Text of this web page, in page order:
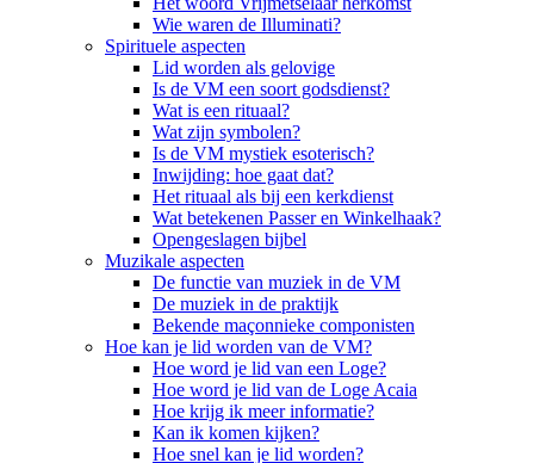
Wie waren de Illuminati?
Spirituele aspecten
Lid worden als gelovige
Is de VM een soort godsdienst?
Wat is een rituaal?
Wat zijn symbolen?
Is de VM mystiek esoterisch?
Inwijding: hoe gaat dat?
Het rituaal als bij een kerkdienst
Wat betekenen Passer en Winkelhaak?
Opengeslagen bijbel
Muzikale aspecten
De functie van muziek in de VM
De muziek in de praktijk
Bekende maçonnieke componisten
Hoe kan je lid worden van de VM?
Hoe word je lid van een Loge?
Hoe word je lid van de Loge Acaia
Hoe krijg ik meer informatie?
Kan ik komen kijken?
Hoe snel kan je lid worden?